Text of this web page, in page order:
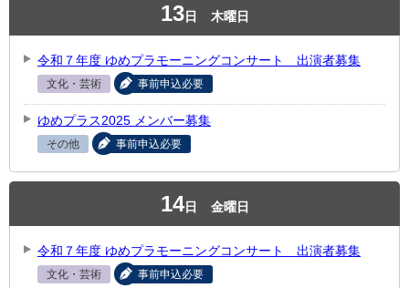
13日 木曜日
令和７年度 ゆめプラモーニングコンサート 出演者募集
文化・芸術 事前申込必要
ゆめプラス2025 メンバー募集
その他 事前申込必要
14日 金曜日
令和７年度 ゆめプラモーニングコンサート 出演者募集
文化・芸術 事前申込必要